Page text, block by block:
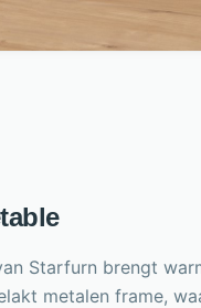
Starfurn brengt
metalen frame,